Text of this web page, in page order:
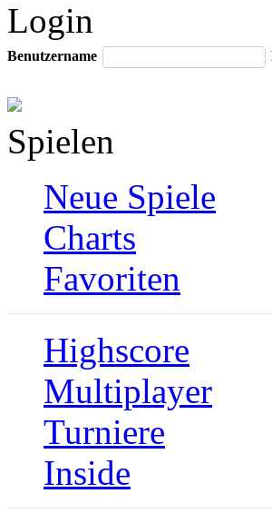
Login
Benutzername
Spielen
Neue Spiele
Charts
Favoriten
Highscore
Multiplayer
Turniere
Inside